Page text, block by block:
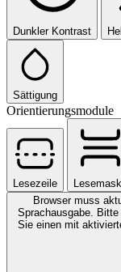
Dunkler Kontrast
Sättigung
Orientierungsmodule
Lesezeile
Browser muss
Sprachausgabe.
Sie einen mit